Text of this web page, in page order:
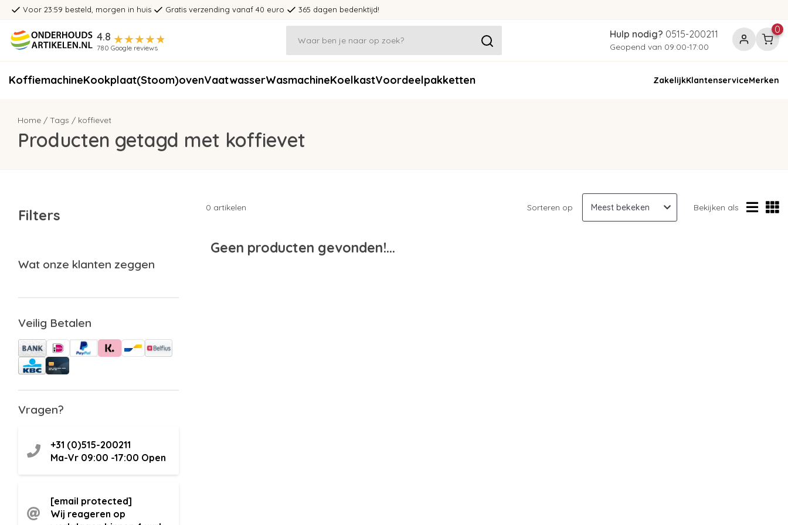
Voor 23:59 besteld, morgen in huis Gratis verzending vanaf 40 euro 365 dagen bedenktijd!
4.8
780 Google reviews
Hulp nodig? 0515-200211
Geopend van 09:00-17:00
0
KoffiemachineKookplaat(Stoom)ovenVaatwasserWasmachineKoelkastVoordeelpakketten ZakelijkKlantenserviceMerken
Home / Tags / koffievet
Producten getagd met koffievet
Filters
Wat onze klanten zeggen
Veilig Betalen
Vragen?
+31 (0)515-200211
Ma-Vr 09:00 -17:00 Open
[email protected]
Wij reageren op
0 artikelen Sorteren op Bekijken als
Geen producten gevonden!...